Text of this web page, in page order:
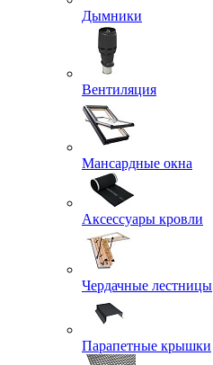
Дымники
Вентиляция
Мансардные окна
Аксессуары кровли
Чердачные лестницы
Парапетные крышки